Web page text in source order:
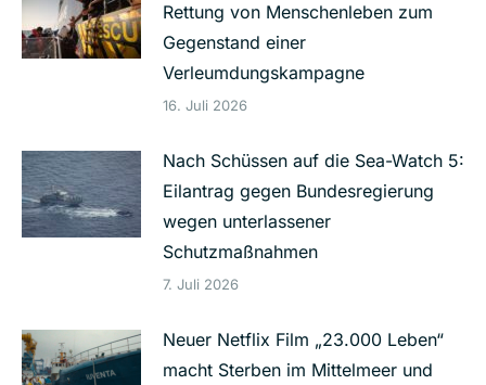
Rettung von Menschenleben zum
Gegenstand einer
Verleumdungskampagne
16. Juli 2026
Nach Schüssen auf die Sea-Watch 5:
Eilantrag gegen Bundesregierung
wegen unterlassener
Schutzmaßnahmen
7. Juli 2026
Neuer Netflix Film „23.000 Leben“
macht Sterben im Mittelmeer und